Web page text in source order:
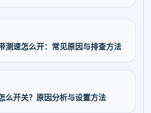
测速怎么开：常见原因与排查方法
么开关？原因分析与设置方法